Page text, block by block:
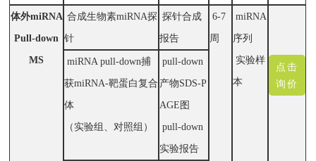
体外miRNA
Pull-down
MS
合成生物素miRNA探
针
探针合成
报告
6-7
周
miRNA
序列
实验样
本
点击
询价
miRNA pull-down捕
获miRNA-靶蛋白复合
体
（实验组、对照组）
pull-down
产物SDS-P
AGE图
pull-down
实验报告